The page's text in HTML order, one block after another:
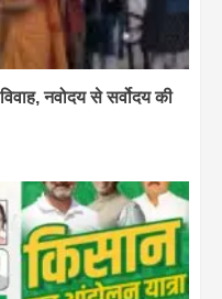
नवोदय से सर्वोदय की